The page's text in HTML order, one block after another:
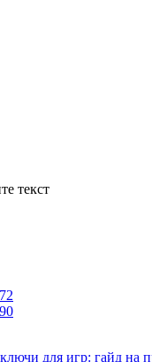
текст